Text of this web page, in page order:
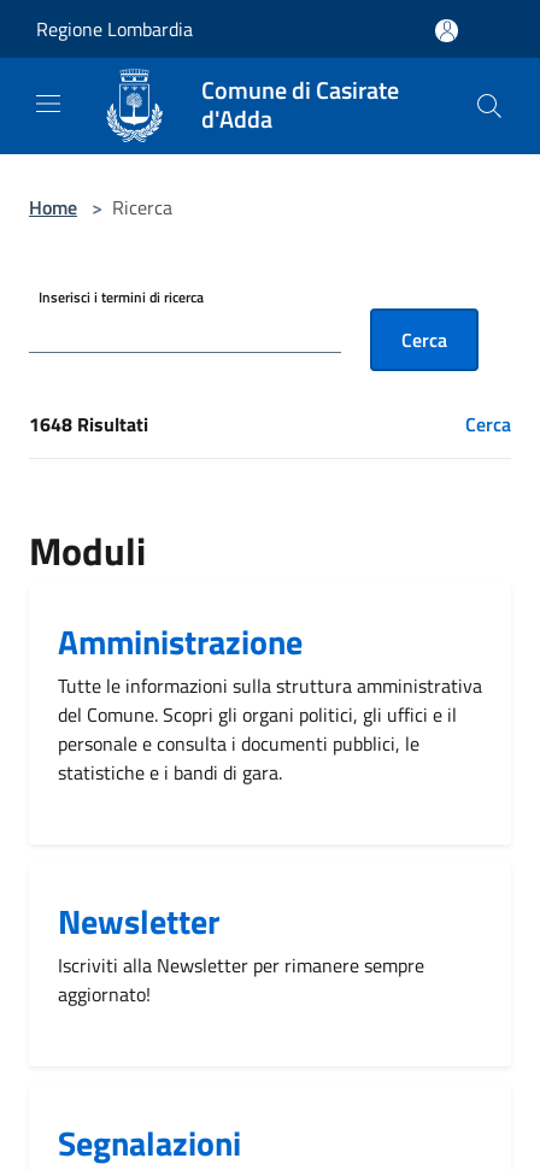
Regione Lombardia
Comune di Casirate
d'Adda
Home > Ricerca
Inserisci i termini di ricerca
Cerca
[results] Risultati
1648 Risultati Cerca
Moduli
Amministrazione
Tutte le informazioni sulla struttura amministrativa
del Comune. Scopri gli organi politici, gli uffici e il
personale e consulta i documenti pubblici, le
statistiche e i bandi di gara.
Newsletter
Iscriviti alla Newsletter per rimanere sempre
aggiornato!
Segnalazioni